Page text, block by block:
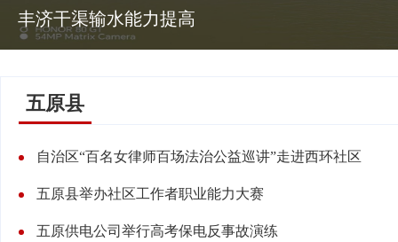
五原县
自治区“百名女律师百场法治公益巡讲”走进西环社区
五原县举办社区工作者职业能力大赛
五原供电公司举行高考保电反事故演练